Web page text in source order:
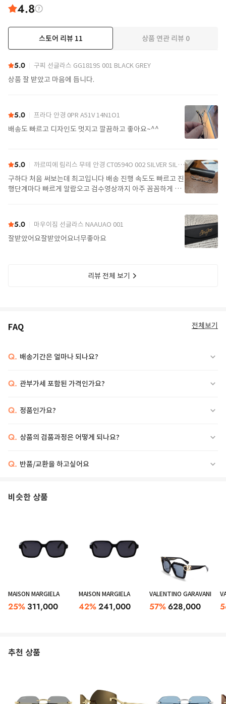
4.8
스토어 리뷰 11 상품 연관 리뷰 0
5.0 구찌 선글라스 GG1819S 001 BLACK GREY
상품 잘 받았고 마음에 듭니다.
5.0 프라다 안경 0PR A51V 14N1O1
배송도 빠르고 디자인도 멋지고 깔끔하고 좋아요~^^
5.0 까르띠에 림리스 무테 안경 CT0594O 002 SILVER SILVER TRANSPARENT
구하다 처음 써보는데 최고입니다 배송 진행 속도도 빠르고 진
행단계마다 빠르게 알람오고 검수영상까지 아주 꼼꼼하게 찍
5.0 마우이짐 선글라스 NAAUAO 001
잘받았어요잘받았어요너무좋아요
리뷰 전체 보기
FAQ 전체보기
Q. 배송기간은 얼마나 되나요?
Q. 관부가세 포함된 가격인가요?
Q. 정품인가요?
Q. 상품의 검품과정은 어떻게 되나요?
Q. 반품/교환을 하고싶어요
비슷한 상품
MAISON MARGIELA
25% 311,000
MAISON MARGIELA
42%241,000
VALENTINO GARAVANI
57%628,000
추천 상품